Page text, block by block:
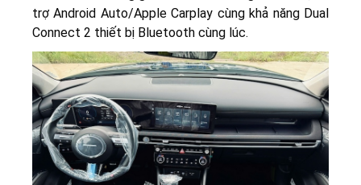
trợ Android Auto/Apple Carplay cùng khả năng Dual
Connect 2 thiết bị Bluetooth cùng lúc.